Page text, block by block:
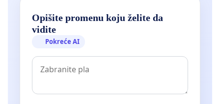
Opišite promenu koju želite da
vidite
Pokreće AI